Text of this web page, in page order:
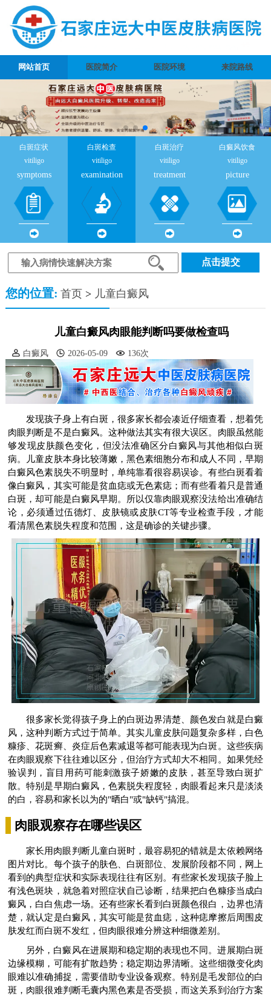
网站首页 医院简介 医院环境 来院路线
白斑症状
vitiligo
symptoms
白斑检查
vitiligo
examination
白斑治疗
vitiligo
treatment
白癜风饮食
vitiligo
picture
点击提交
您的位置: 首页> 儿童白癜风
儿童白癜风肉眼能判断吗要做检查吗
白癜风 2026-05-09 136次
发现孩子身上有白斑，很多家长都会凑近仔细查看，想着凭
肉眼判断是不是白癜风。这种做法其实有很大误区。肉眼虽然能
够发现皮肤颜色变化，但没法准确区分白癜风与其他相似白斑
病。儿童皮肤本身比较薄嫩，黑色素细胞分布和成人不同，早期
白癜风色素脱失不明显时，单纯靠看很容易误诊。有些白斑看着
像白癜风，其实可能是贫血痣或无色素痣；而有些看着只是普通
白斑，却可能是白癜风早期。所以仅靠肉眼观察没法给出准确结
论，必须通过伍德灯、皮肤镜或皮肤CT等专业检查手段，才能
看清黑色素脱失程度和范围，这是确诊的关键步骤。
很多家长觉得孩子身上的白斑边界清楚、颜色发白就是白癜
风，这种判断方式过于简单。其实儿童皮肤问题复杂多样，白色
糠疹、花斑癣、炎症后色素减退等都可能表现为白斑。这些疾病
在肉眼观察下往往难以区分，但治疗方式却大不相同。如果凭经
验误判，盲目用药可能刺激孩子娇嫩的皮肤，甚至导致白斑扩
散。特别是早期白癜风，色素脱失程度轻，肉眼看起来只是淡淡
的白，容易和家长以为的"晒白"或"缺钙"搞混。
肉眼观察存在哪些误区
家长用肉眼判断儿童白斑时，最容易犯的错就是太依赖网络
图片对比。每个孩子的肤色、白斑部位、发展阶段都不同，网上
看到的典型症状和实际表现往往有区别。有些家长发现孩子脸上
有浅色斑块，就急着对照症状自己诊断，结果把白色糠疹当成白
癜风，白白焦虑一场。还有些家长看到白斑颜色很白，边界也清
楚，就认定是白癜风，其实可能是贫血痣，这种痣摩擦后周围皮
肤发红而白斑不发红，但肉眼很难分辨这种细微差别。
另外，白癜风在进展期和稳定期的表现也不同。进展期白斑
边缘模糊，可能有扩散趋势；稳定期边界清晰。这些细微变化肉
眼难以准确捕捉，需要借助专业设备观察。特别是毛发部位的白
斑，肉眼很难判断毛囊内黑色素是否受损，而这关系到治疗方案